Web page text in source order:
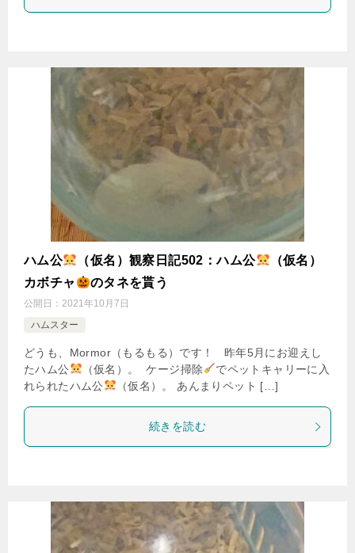
ハム公 （仮名）観察日記502：ハム公
（仮名）
カボチャ
のタネを貰う
公開日： 2021年10月7日
ハムスター
どうも、Mormor（もるもる）です！ 昨年5月にお迎えし
たハム公
（仮名）。 ケージ掃除
でペットキャリーに入
れられたハム公
（仮名）。 あんまりペット […]
続きを読む